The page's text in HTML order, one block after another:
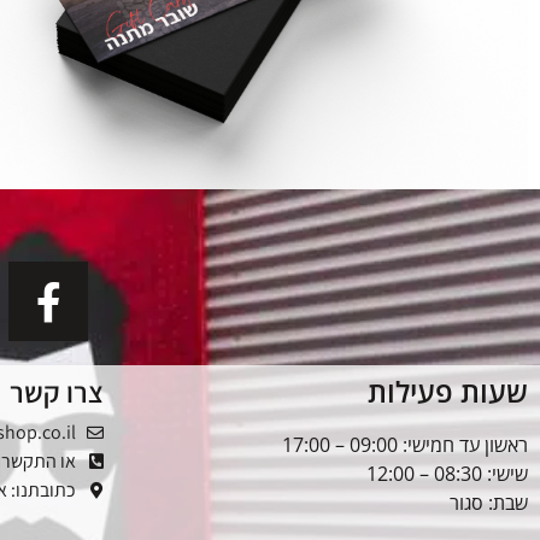
שעות פעילות
ראשון עד חמישי: 09:00 – 17:00
שישי: 08:30 – 12:00
שבת: סגור
צרו קשר
או התקשרו: 03-
כתובתנו: